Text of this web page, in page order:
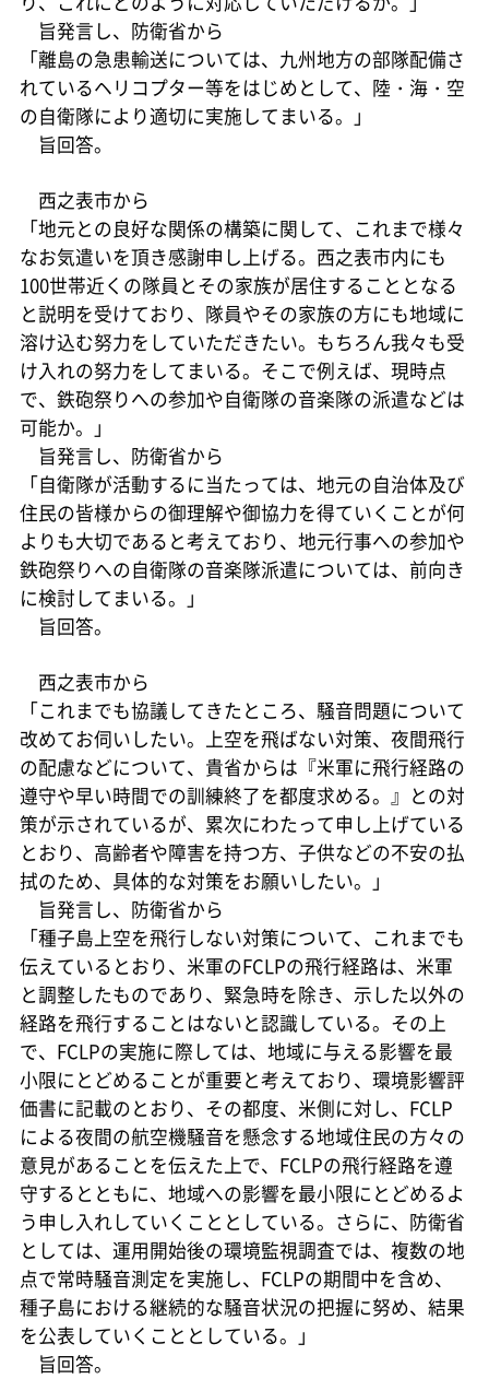
旨発言し、防衛省から
「離島の急患輸送については、九州地方の部隊配備さ
れているヘリコプター等をはじめとして、陸・海・空
の自衛隊により適切に実施してまいる。」
旨回答。
西之表市から
「地元との良好な関係の構築に関して、これまで様々
なお気遣いを頂き感謝申し上げる。西之表市内にも
100世帯近くの隊員とその家族が居住することとなる
と説明を受けており、隊員やその家族の方にも地域に
溶け込む努力をしていただきたい。もちろん我々も受
け入れの努力をしてまいる。そこで例えば、現時点
で、鉄砲祭りへの参加や自衛隊の音楽隊の派遣などは
可能か。」
旨発言し、防衛省から
「自衛隊が活動するに当たっては、地元の自治体及び
住民の皆様からの御理解や御協力を得ていくことが何
よりも大切であると考えており、地元行事への参加や
鉄砲祭りへの自衛隊の音楽隊派遣については、前向き
に検討してまいる。」
旨回答。
西之表市から
「これまでも協議してきたところ、騒音問題について
改めてお伺いしたい。上空を飛ばない対策、夜間飛行
の配慮などについて、貴省からは『米軍に飛行経路の
遵守や早い時間での訓練終了を都度求める。』との対
策が示されているが、累次にわたって申し上げている
とおり、高齢者や障害を持つ方、子供などの不安の払
拭のため、具体的な対策をお願いしたい。」
旨発言し、防衛省から
「種子島上空を飛行しない対策について、これまでも
伝えているとおり、米軍のFCLPの飛行経路は、米軍
と調整したものであり、緊急時を除き、示した以外の
経路を飛行することはないと認識している。その上
で、FCLPの実施に際しては、地域に与える影響を最
小限にとどめることが重要と考えており、環境影響評
価書に記載のとおり、その都度、米側に対し、FCLP
による夜間の航空機騒音を懸念する地域住民の方々の
意見があることを伝えた上で、FCLPの飛行経路を遵
守するとともに、地域への影響を最小限にとどめるよ
う申し入れしていくこととしている。さらに、防衛省
としては、運用開始後の環境監視調査では、複数の地
点で常時騒音測定を実施し、FCLPの期間中を含め、
種子島における継続的な騒音状況の把握に努め、結果
を公表していくこととしている。」
旨回答。